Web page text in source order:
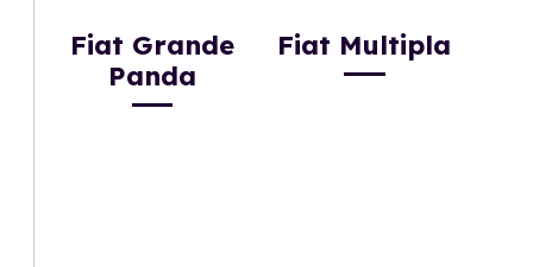
Fiat Grande
Panda
Fiat Multipla